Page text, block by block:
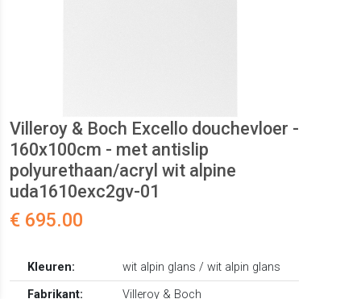
Villeroy & Boch Excello douchevloer -
160x100cm - met antislip
polyurethaan/acryl wit alpine
uda1610exc2gv-01
€ 695.00
Kleuren:
wit alpin glans / wit alpin glans
Fabrikant:
Villeroy & Boch